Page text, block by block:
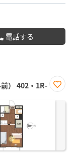
電話する
） 402・1R-
に入